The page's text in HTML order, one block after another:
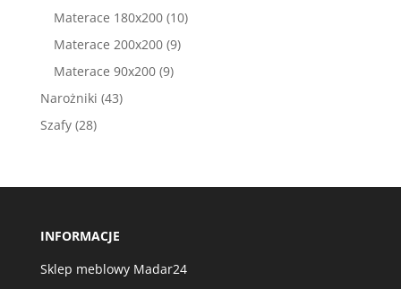
produktów
Materace 180x200 1010
Materace 200x200 99
Materace 90x200 99
Narożniki 4343
Szafy 2828
INFORMACJE
Sklep meblowy Madar24